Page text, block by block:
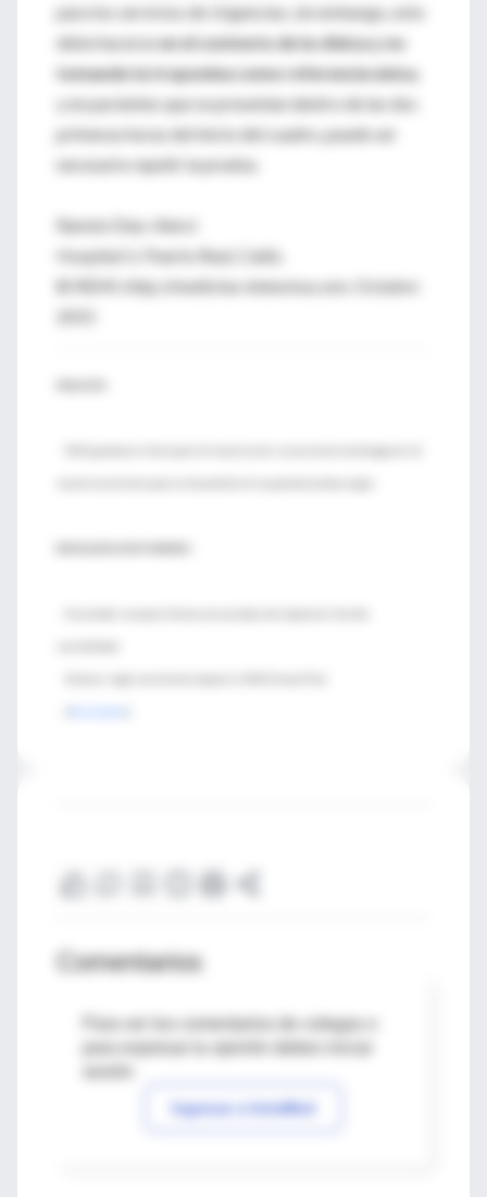
para los servicios de Urgencias; sin embargo, esto
debe hacerseen el contexto de la clínica y no
tomando la troponina como referencia única
y en pacientes que se presentan dentro de las dos
primeras horas del inicio del cuadro, puede ser
necesario repetir la prueba.
Ramón Díaz-Alersi
Hospital U. Puerto Real, Cádiz.
© REMI, http://medicina-intensiva.com. Octubre
Comentarios
Para ver los comentarios de colegas o
Ingresar a IntraMed